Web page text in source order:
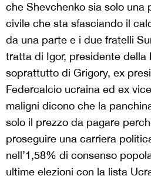
che Shevchenko sia solo una
civile che sta sfasciando il
da una parte e i due fratelli
tratta di Igor, presidente della
soprattutto di Grigory, ex
Federcalcio ucraina ed ex
maligni dicono che la
solo il prezzo da pagare
proseguire una carriera
nell’1,58% di consenso
ultime elezioni con la lista